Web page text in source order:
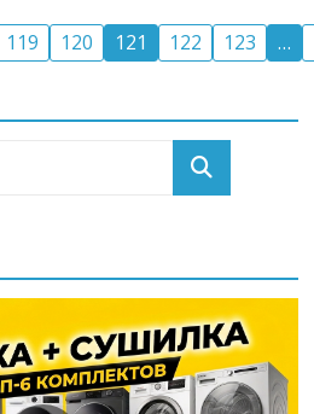
119 120 121 122 123 …